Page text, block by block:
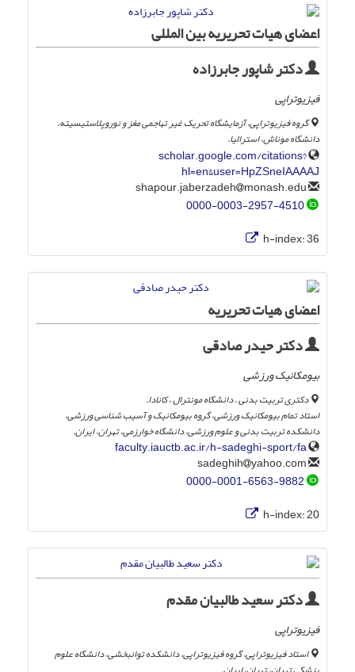
اعضای هیات تحریریه بین المللی
دکتر شاپور جابرزاده
فیزیوتراپی
گروه فیزیوتراپی، آزمایشگاه تحریک غیر تهاجمی مغز و نوروپلاستیسیته،
دانشگاه موناش، استرالیا.
scholar.google.com/citations?
hl=en&user=HpZSneIAAAAJ
monash.edu
0000-0003-2957-4510
h-index:36
اعضای هیات تحریریه
دکتر حیدر صادقی
بیومکانیک ورزشی
دکتری تربیت بدنی . دانشگاه مونترال ، کانادا.
استاد تمام بیومکانیک ورزشی، گروه بیومکانیک و آسیب شناسی ورزشی،
دانشکده تربیت بدنی و علوم ورزشی، دانشگاه خوارزمی، تهران، ایران.
faculty.iauctb.ac.ir/h-sadeghi-sport/fa
yahoo.com
0000-0001-6563-9882
h-index:20
دکتر سعید طالبیان مقدم
فیزیوتراپی
استاد فیزیوتراپی، گروه فیزیوتراپی، دانشکده توانبخشی، دانشگاه علوم